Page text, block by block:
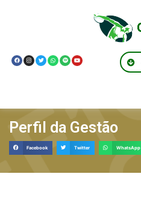
Perfil da Gestão
Facebook Twitter WhatsApp